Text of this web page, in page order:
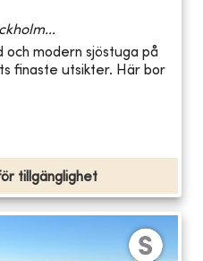
och modern sjöstuga på
finaste utsikter. Här bor
tillgänglighet